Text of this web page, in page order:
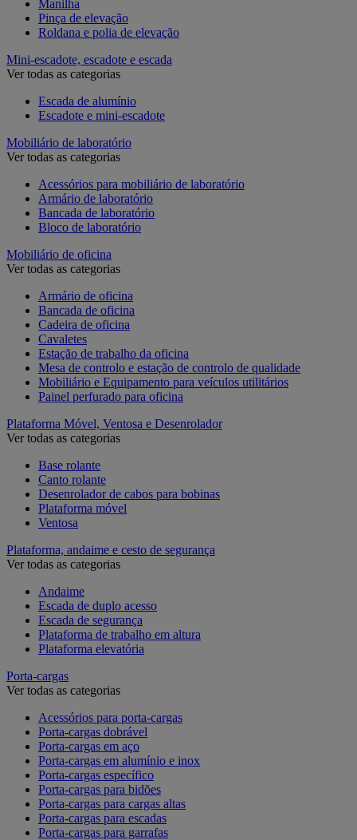
Manilha
Pinça de elevação
Roldana e polia de elevação
Mini-escadote, escadote e escada
Ver todas as categorias
Escada de alumínio
Escadote e mini-escadote
Mobiliário de laboratório
Ver todas as categorias
Acessórios para mobiliário de laboratório
Armário de laboratório
Bancada de laboratório
Bloco de laboratório
Mobiliário de oficina
Ver todas as categorias
Armário de oficina
Bancada de oficina
Cadeira de oficina
Cavaletes
Estação de trabalho da oficina
Mesa de controlo e estação de controlo de qualidade
Mobiliário e Equipamento para veículos utilitários
Painel perfurado para oficina
Plataforma Móvel, Ventosa e Desenrolador
Ver todas as categorias
Base rolante
Canto rolante
Desenrolador de cabos para bobinas
Plataforma móvel
Ventosa
Plataforma, andaime e cesto de segurança
Ver todas as categorias
Andaime
Escada de duplo acesso
Escada de segurança
Plataforma de trabalho em altura
Plataforma elevatória
Porta-cargas
Ver todas as categorias
Acessórios para porta-cargas
Porta-cargas dobrável
Porta-cargas em aço
Porta-cargas em alumínio e inox
Porta-cargas específico
Porta-cargas para bidões
Porta-cargas para cargas altas
Porta-cargas para escadas
Porta-cargas para garrafas